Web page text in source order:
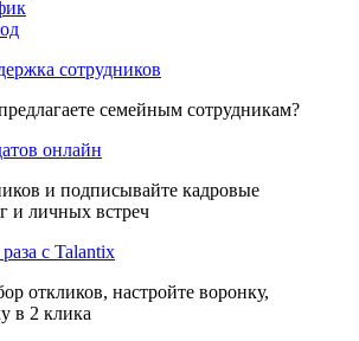
сотрудников
семейным сотрудникам?
онлайн
и подписывайте кадровые
и личных встреч
с Talantix
откликов, настройте воронку,
в 2 клика